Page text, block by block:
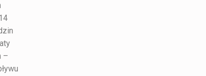
–